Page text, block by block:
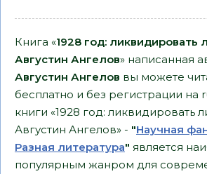
Книга «1928 год: ликвидировать
Августин Ангелов» написанная
Августин Ангелов вы можете
бесплатно и без регистрации на
книги «1928 год: ликвидировать
Августин Ангелов» - "Научная
Разная литература" является
популярным жанром для